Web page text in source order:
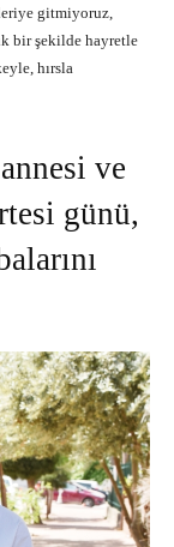
gitmiyoruz,
bir şekilde hayretle
hırsla
ve
günü,